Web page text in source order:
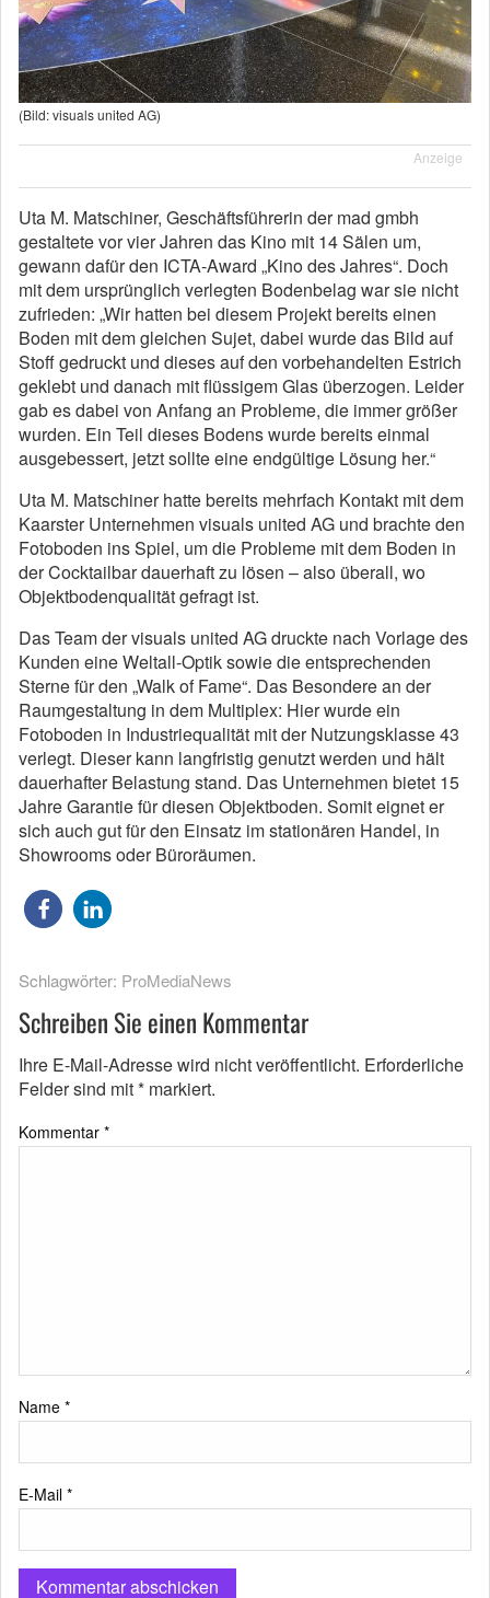
(Bild: visuals united AG)
Anzeige
Uta M. Matschiner, Geschäftsführerin der mad gmbh
gestaltete vor vier Jahren das Kino mit 14 Sälen um,
gewann dafür den ICTA-Award „Kino des Jahres“. Doch
mit dem ursprünglich verlegten Bodenbelag war sie nicht
zufrieden: „Wir hatten bei diesem Projekt bereits einen
Boden mit dem gleichen Sujet, dabei wurde das Bild auf
Stoff gedruckt und dieses auf den vorbehandelten Estrich
geklebt und danach mit flüssigem Glas überzogen. Leider
gab es dabei von Anfang an Probleme, die immer größer
wurden. Ein Teil dieses Bodens wurde bereits einmal
ausgebessert, jetzt sollte eine endgültige Lösung her.“
Uta M. Matschiner hatte bereits mehrfach Kontakt mit dem
Kaarster Unternehmen visuals united AG und brachte den
Fotoboden ins Spiel, um die Probleme mit dem Boden in
der Cocktailbar dauerhaft zu lösen – also überall, wo
Objektbodenqualität gefragt ist.
Das Team der visuals united AG druckte nach Vorlage des
Kunden eine Weltall-Optik sowie die entsprechenden
Sterne für den „Walk of Fame“. Das Besondere an der
Raumgestaltung in dem Multiplex: Hier wurde ein
Fotoboden in Industriequalität mit der Nutzungsklasse 43
verlegt. Dieser kann langfristig genutzt werden und hält
dauerhafter Belastung stand. Das Unternehmen bietet 15
Jahre Garantie für diesen Objektboden. Somit eignet er
sich auch gut für den Einsatz im stationären Handel, in
Showrooms oder Büroräumen.
Schlagwörter: ProMediaNews
Schreiben Sie einen Kommentar
Ihre E-Mail-Adresse wird nicht veröffentlicht. Erforderliche
Felder sind mit* markiert.
Kommentar *
Name *
E-Mail *